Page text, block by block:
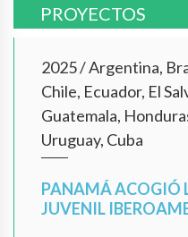
PROYECTOS
2025/Argentina,
Chile, Ecuador, El
Guatemala,
Uruguay, Cuba
PANAMÁ ACOGIÓ
JUVENIL